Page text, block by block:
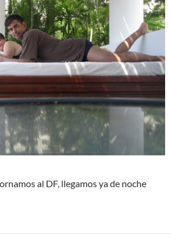
al DF, llegamos ya de noche